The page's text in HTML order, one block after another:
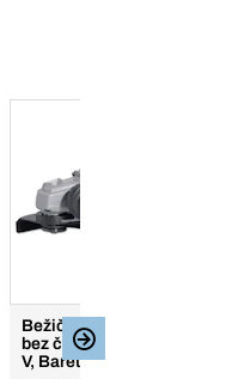
Bežična kutna brusilica
bez četkica BACAG 18
V, Baretool 18 V